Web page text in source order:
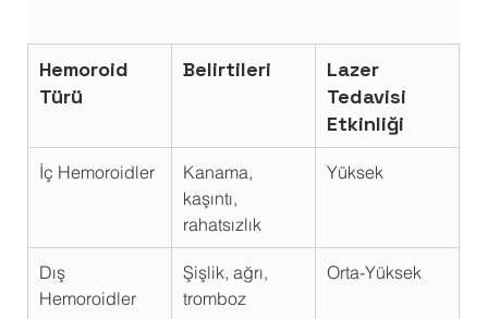
Hemoroid
Türü
Belirtileri
Lazer
Tedavisi
Etkinliği
İç Hemoroidler
Kanama,
kaşıntı,
rahatsızlık
Yüksek
Dış
Hemoroidler
Şişlik, ağrı,
tromboz
Orta-Yüksek